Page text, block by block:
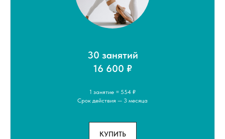
30 занятий
16 600 ₽
1 занятие = 554 ₽
Срок действия — 3 месяца
КУПИТЬ